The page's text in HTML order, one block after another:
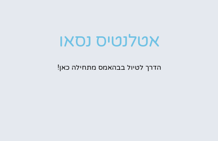
אטלנטיס נסאו
הדרך לטיול בבהאמס מתחילה כאן!